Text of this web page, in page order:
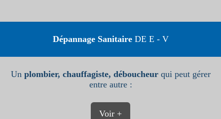
Dépannage SanitaireDE E - V
Un plombier, chauffagiste, déboucheurqui peut gérer
entre autre :
Voir +